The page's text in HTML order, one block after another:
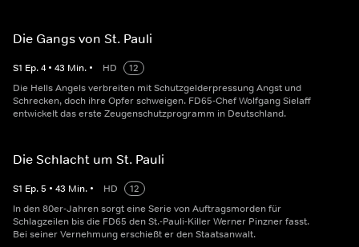
Die Gangs von St. Pauli
S1 Ep.4 • 43 Min. • HD
12
Die Hells Angels verbreiten mit Schutzgelderpressung Angst und
Schrecken, doch ihre Opfer schweigen. FD65-Chef Wolfgang Sielaff
entwickelt das erste Zeugenschutzprogramm in Deutschland.
Die Schlacht um St. Pauli
S1 Ep.5 • 43 Min. • HD
12
In den 80er-Jahren sorgt eine Serie von Auftragsmorden für
Schlagzeilen bis die FD65 den St.-Pauli-Killer Werner Pinzner fasst.
Bei seiner Vernehmung erschießt er den Staatsanwalt.